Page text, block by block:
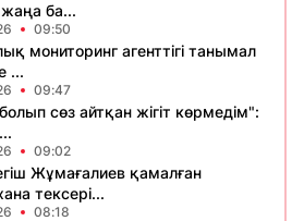
жаңа ба...
09:50
мониторинг агенттігі танымал
...
09:47
сөз айтқан жігіт көрмедім":
09:02
Жұмағалиев қамалған
тексері...
08:18